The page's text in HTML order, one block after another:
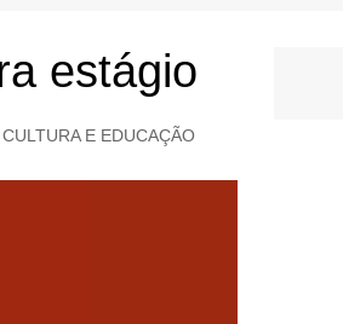
estágio
E EDUCAÇÃO